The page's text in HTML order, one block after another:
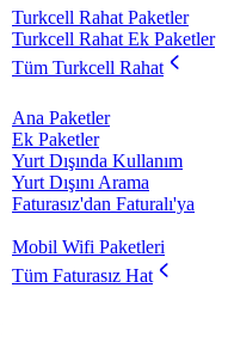
Turkcell Rahat Paketler
Turkcell Rahat Ek Paketler
Tüm Turkcell Rahat
Ana Paketler
Ek Paketler
Yurt Dışında Kullanım
Yurt Dışını Arama
Faturasız'dan Faturalı'ya
Mobil Wifi Paketleri
Tüm Faturasız Hat